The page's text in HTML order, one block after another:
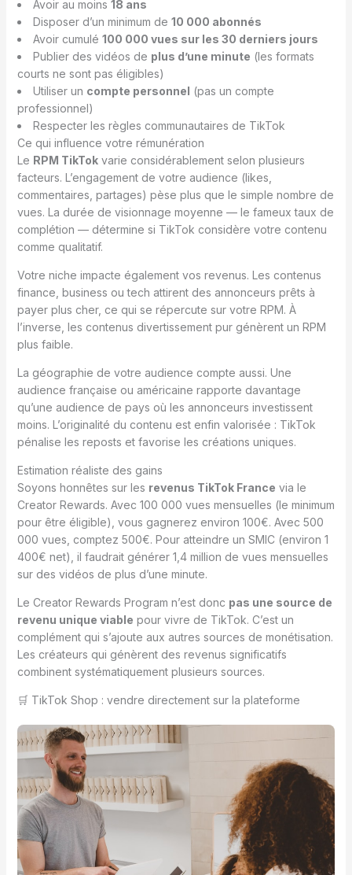
Avoir au moins 18 ans
Disposer d’un minimum de 10 000 abonnés
Avoir cumulé 100 000 vues sur les 30 derniers jours
Publier des vidéos de plus d’une minute (les formats
courts ne sont pas éligibles)
Utiliser un compte personnel
(pas un compte
professionnel)
Respecter les règles communautaires de TikTok
Ce qui influence votre rémunération
Le RPM TikTokvarie considérablement selon plusieurs
facteurs. L’engagement de votre audience (likes,
commentaires, partages) pèse plus que le simple nombre de
vues. La durée de visionnage moyenne — le fameux taux de
complétion — détermine si TikTok considère votre contenu
comme qualitatif.
Votre niche impacte également vos revenus. Les contenus
finance, business ou tech attirent des annonceurs prêts à
payer plus cher, ce qui se répercute sur votre RPM. À
l’inverse, les contenus divertissement pur génèrent un RPM
plus faible.
La géographie de votre audience compte aussi. Une
audience française ou américaine rapporte davantage
qu’une audience de pays où les annonceurs investissent
moins. L’originalité du contenu est enfin valorisée : TikTok
pénalise les reposts et favorise les créations uniques.
Estimation réaliste des gains
Soyons honnêtes sur les revenus TikTok France via le
Creator Rewards. Avec 100 000 vues mensuelles (le minimum
pour être éligible), vous gagnerez environ 100€. Avec 500
000 vues, comptez 500€. Pour atteindre un SMIC (environ 1
400€ net), il faudrait générer 1,4 million de vues mensuelles
sur des vidéos de plus d’une minute.
Le Creator Rewards Program n’est donc pas une source de
revenu unique viable pour vivre de TikTok. C’est un
complément qui s’ajoute aux autres sources de monétisation.
Les créateurs qui génèrent des revenus significatifs
combinent systématiquement plusieurs sources.
🛒 TikTok Shop : vendre directement sur la plateforme